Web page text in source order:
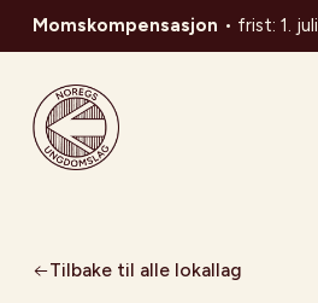
Momskompensasjon • frist: 1. juli
Noregs Ungdomslag
Tilbake til alle lokallag